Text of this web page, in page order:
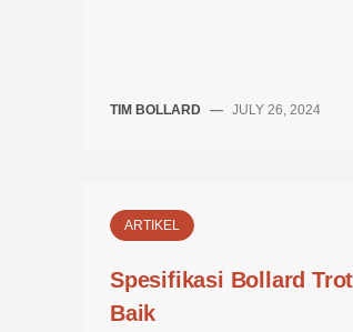
TIM BOLLARD — JULY 26, 2024
ARTIKEL
Spesifikasi Bollard
Baik